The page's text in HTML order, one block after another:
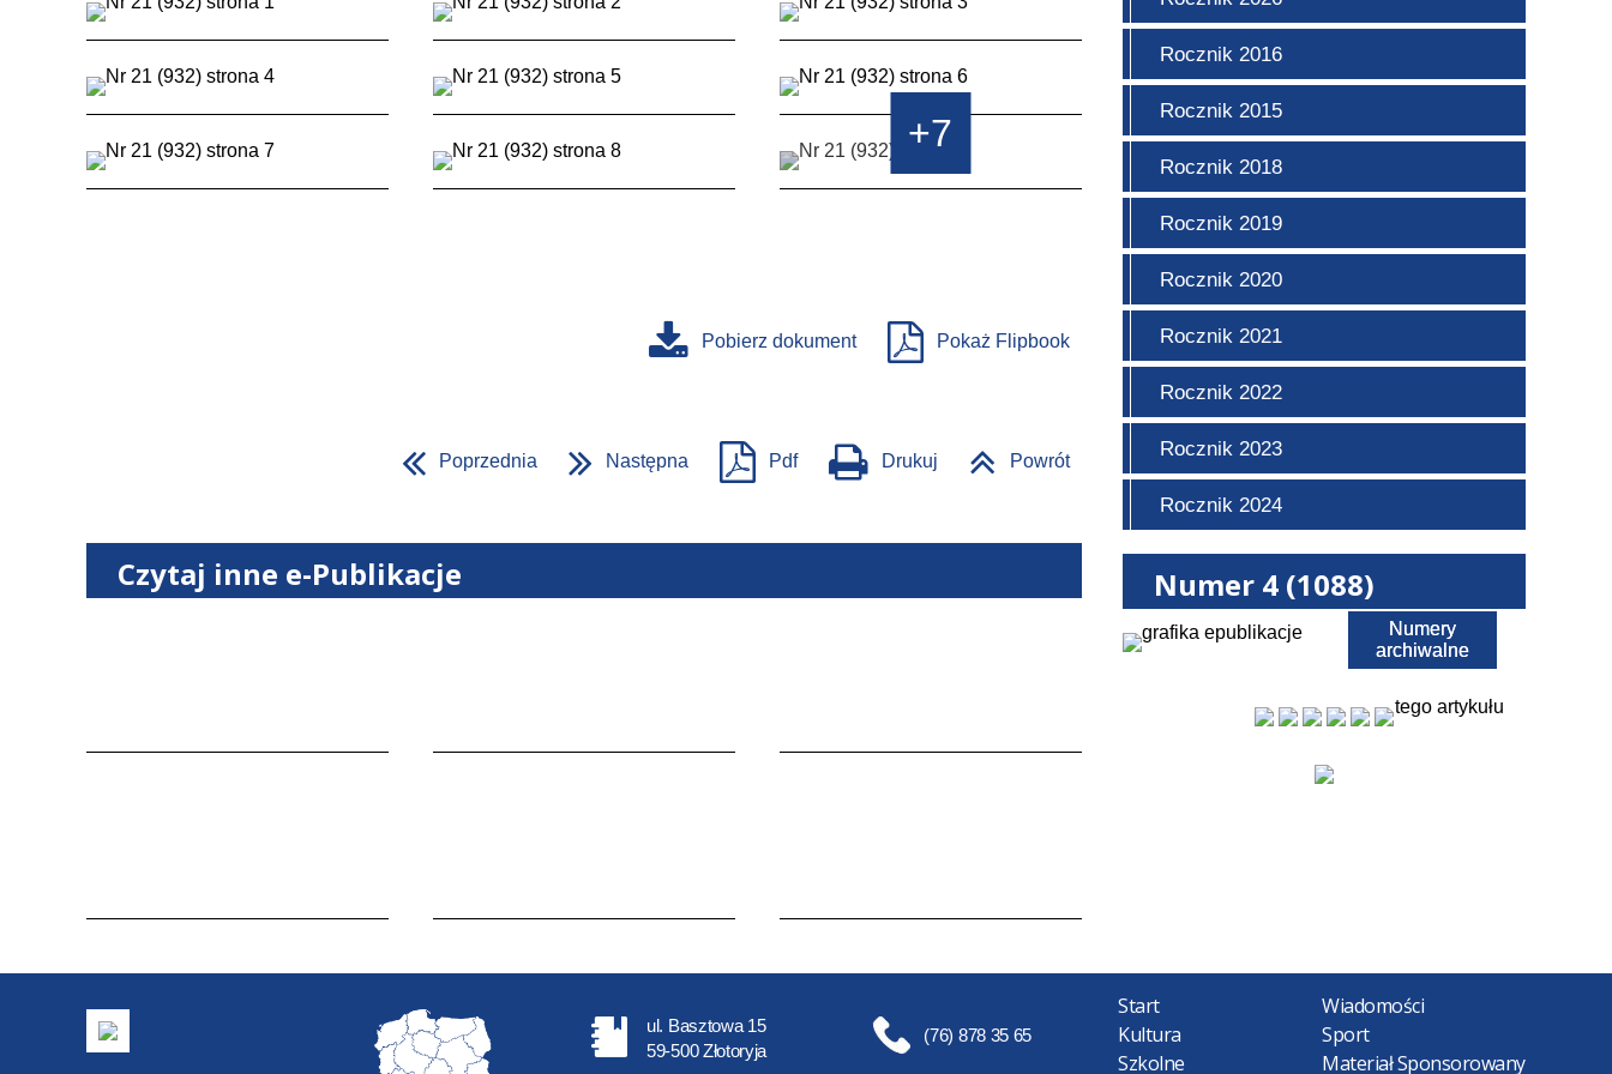
+7
Pobierz dokument Pokaż Flipbook
Poprzednia Następna Pdf Drukuj Powrót
Czytaj inne e-Publikacje
Rocznik 2016
Rocznik 2015
Rocznik 2018
Rocznik 2019
Rocznik 2020
Rocznik 2021
Rocznik 2022
Rocznik 2023
Rocznik 2024
Numer 4 (1088)
Pobierz PDF
tego artykułu
Numery
archiwalne
ul. Basztowa 15
59-500 Złotoryja
(76) 878 35 65
Start
Wiadomości
Kultura
Sport
Szkolne
Materiał Sponsorowany